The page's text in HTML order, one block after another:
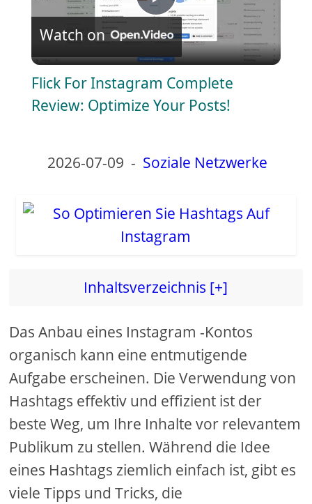
P
l
a
i
o
Watch on
Flick For Instagram Complete
Review: Optimize Your Posts!
2026-07-09 - Soziale Netzwerke
Inhaltsverzeichnis [+]
Das Anbau eines Instagram -Kontos
organisch kann eine entmutigende
Aufgabe erscheinen. Die Verwendung von
Hashtags effektiv und effizient ist der
beste Weg, um Ihre Inhalte vor relevantem
Publikum zu stellen. Während die Idee
eines Hashtags ziemlich einfach ist, gibt es
viele Tipps und Tricks, die